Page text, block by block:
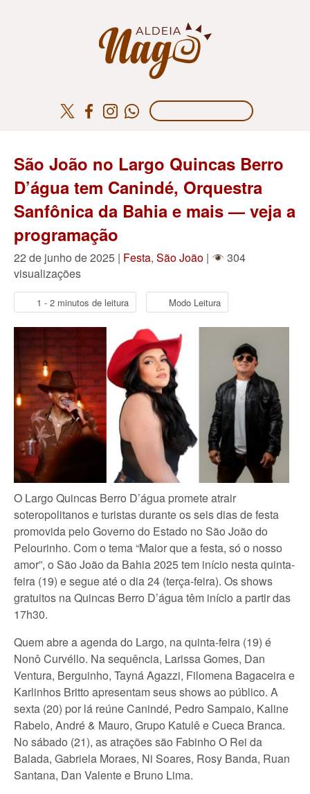
São João no Largo Quincas Berro
D’água tem Canindé, Orquestra
Sanfônica da Bahia e mais — veja a
programação
22 de junho de 2025 | Festa, São João |
304
visualizações
1 - 2 minutos de leitura Modo Leitura
O Largo Quincas Berro D’água promete atrair
soteropolitanos e turistas durante os seis dias de festa
promovida pelo Governo do Estado no São João do
Pelourinho. Com o tema “Maior que a festa, só o nosso
amor”, o São João da Bahia 2025 tem início nesta quinta-
feira (19) e segue até o dia 24 (terça-feira). Os shows
gratuitos na Quincas Berro D’água têm início a partir das
17h30.
Quem abre a agenda do Largo, na quinta-feira (19) é
Nonô Curvéllo. Na sequência, Larissa Gomes, Dan
Ventura, Berguinho, Tayná Agazzi, Filomena Bagaceira e
Karlinhos Britto apresentam seus shows ao público. A
sexta (20) por lá reúne Canindé, Pedro Sampaio, Kaline
Rabelo, André & Mauro, Grupo Katulê e Cueca Branca.
No sábado (21), as atrações são Fabinho O Rei da
Balada, Gabriela Moraes, Ni Soares, Rosy Banda, Ruan
Santana, Dan Valente e Bruno Lima.